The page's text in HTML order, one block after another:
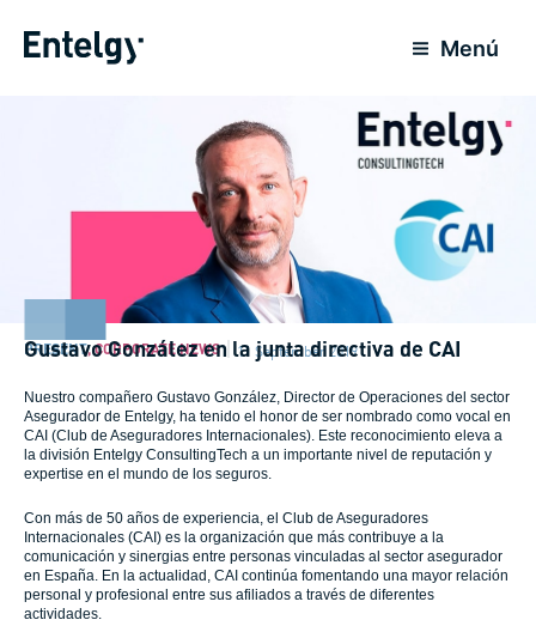
Menú
PRESENT,CORPORATE NEWS 11 September 2019
Gustavo González en la junta directiva de CAI
Nuestro compañero Gustavo González, Director de Operaciones del sector
Asegurador de Entelgy, ha tenido el honor de ser nombrado como vocal en
CAI (Club de Aseguradores Internacionales). Este reconocimiento eleva a
la división Entelgy ConsultingTech a un importante nivel de reputación y
expertise en el mundo de los seguros.
Con más de 50 años de experiencia, el Club de Aseguradores
Internacionales (CAI) es la organización que más contribuye a la
comunicación y sinergias entre personas vinculadas al sector asegurador
en España. En la actualidad, CAI continúa fomentando una mayor relación
personal y profesional entre sus afiliados a través de diferentes
actividades.